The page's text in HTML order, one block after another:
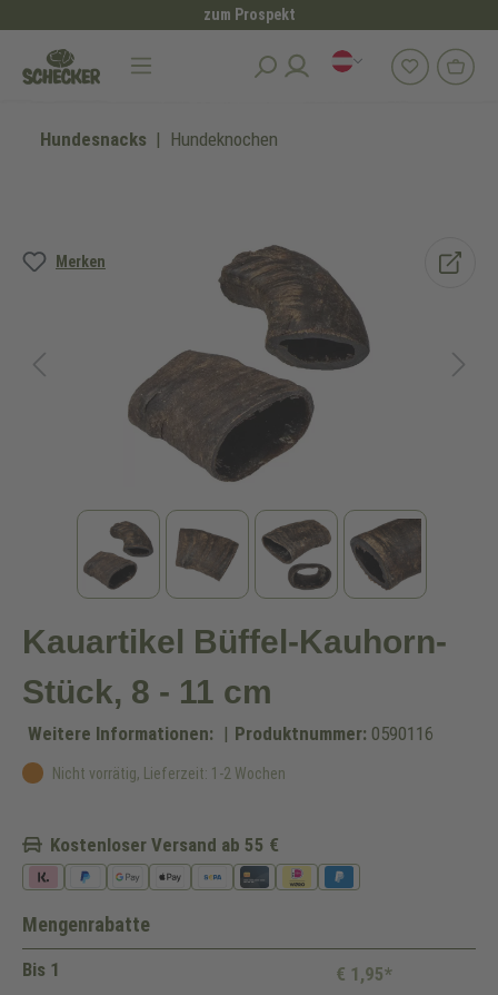
zum Prospekt
Hundesnacks Hundeknochen
Merken
Bildergalerie überspringen
Kauartikel Büffel-Kauhorn-
Stück, 8 - 11 cm
Weitere Informationen: | Produktnummer: 0590116
Nicht vorrätig, Lieferzeit: 1-2 Wochen
Kostenloser Versand ab 55 €
Mengenrabatte
Bis 1
€ 1,95*